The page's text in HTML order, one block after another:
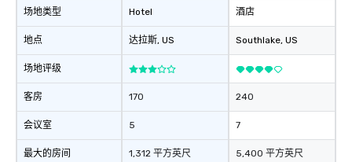
场地类型
地点
场地评级
客房
会议室
最大的房间
Hotel
达拉斯, US
170
5
1,312 平方英尺
酒店
Southlake, US
240
7
5,400 平方英尺